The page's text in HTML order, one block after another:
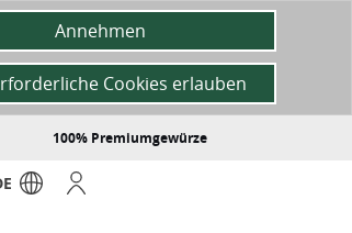
100% Premiumgewürze
Annehmen
Cookies erlauben